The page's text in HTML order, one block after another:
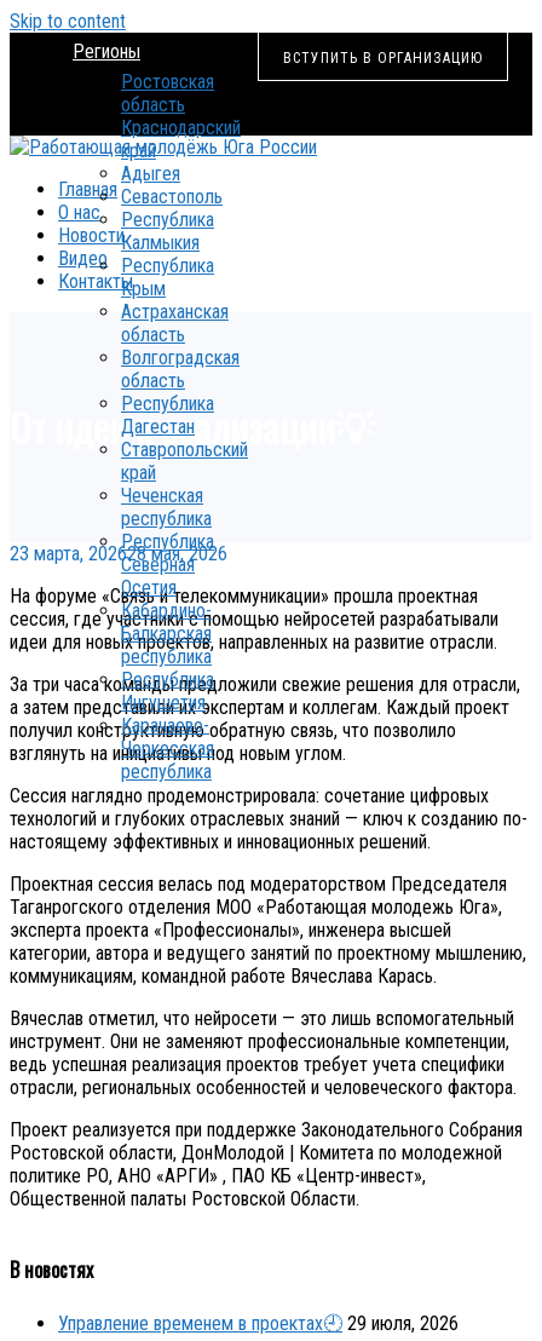
Skip to content
ВСТУПИТЬ В ОРГАНИЗАЦИЮ
Регионы
Ростовская
область
Краснодарский
край
Адыгея
Севастополь
Республика
Калмыкия
Республика
Крым
Астраханская
область
Волгоградская
область
Республика
Дагестан
Ставропольский
край
Чеченская
республика
Республика
Северная
Осетия
Кабардино-
Балкарская
республика
Республика
Ингушетия
Карачаево-
Черкесская
республика
Главная
О нас
Новости
Видео
Контакты
От идеи к реализации💡
23 марта, 202628 мая, 2026
На форуме «Связь и телекоммуникации» прошла проектная
сессия, где участники с помощью нейросетей разрабатывали
идеи для новых проектов, направленных на развитие отрасли.
За три часа команды предложили свежие решения для отрасли,
а затем представили их экспертам и коллегам. Каждый проект
получил конструктивную обратную связь, что позволило
взглянуть на инициативы под новым углом.
Сессия наглядно продемонстрировала: сочетание цифровых
технологий и глубоких отраслевых знаний — ключ к созданию по-
настоящему эффективных и инновационных решений.
Проектная сессия велась под модераторством Председателя
Таганрогского отделения МОО «Работающая молодежь Юга»,
эксперта проекта «Профессионалы», инженера высшей
категории, автора и ведущего занятий по проектному мышлению,
коммуникациям, командной работе Вячеслава Карась.
Вячеслав отметил, что нейросети — это лишь вспомогательный
инструмент. Они не заменяют профессиональные компетенции,
ведь успешная реализация проектов требует учета специфики
отрасли, региональных особенностей и человеческого фактора.
Проект реализуется при поддержке Законодательного Собрания
Ростовской области, ДонМолодой | Комитета по молодежной
политике РО, АНО «АРГИ» , ПАО КБ «Центр-инвест»,
Общественной палаты Ростовской Области.
В новостях
Управление временем в проектах🕘 29 июля, 2026